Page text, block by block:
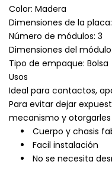
Color: Madera
Dimensiones de la
Número de módulos: 3
Dimensiones del
Tipo de empaque: Bolsa
Usos
Ideal para contactos,
Para evitar dejar
mecanismo y
Cuerpo y chasis
Facil instalación
No se necesita